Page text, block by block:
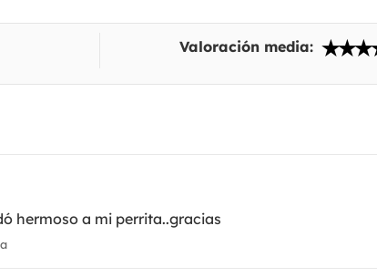
Valoración media:
hermoso a mi perrita..gracias